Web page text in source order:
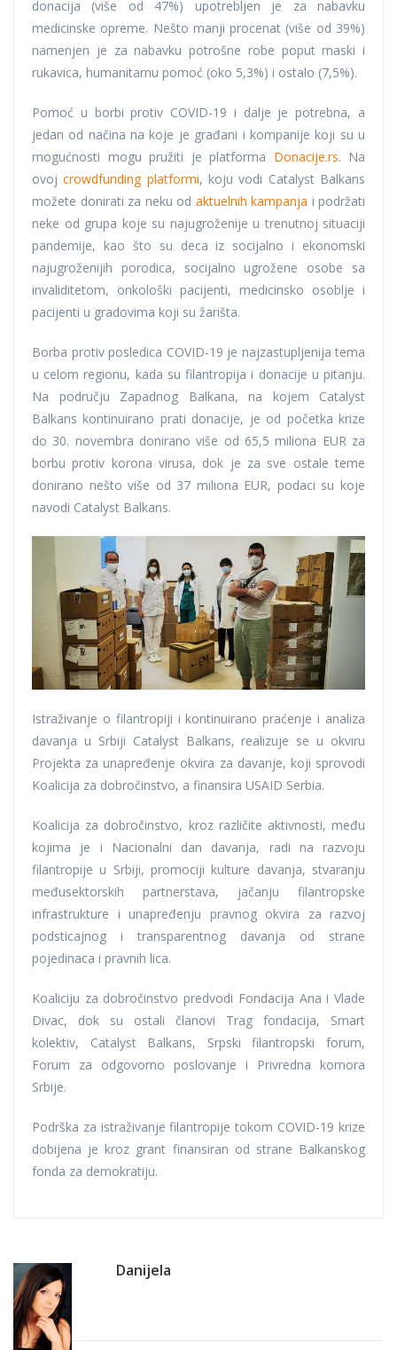
donacija (više od 47%) upotrebljen je za nabavku
medicinske opreme. Nešto manji procenat (više od 39%)
namenjen je za nabavku potrošne robe poput maski i
rukavica, humanitarnu pomoć (oko 5,3%) i ostalo (7,5%).
Pomoć u borbi protiv COVID-19 i dalje je potrebna, a
jedan od načina na koje je građani i kompanije koji su u
mogućnosti mogu pružiti je platforma Donacije.rs. Na
ovojcrowdfunding platformi, koju vodi Catalyst Balkans
možete donirati za neku od aktuelnih kampanja i podržati
neke od grupa koje su najugroženije u trenutnoj situaciji
pandemije, kao što su deca iz socijalno i ekonomski
najugroženijih porodica, socijalno ugrožene osobe sa
invaliditetom, onkološki pacijenti, medicinsko osoblje i
pacijenti u gradovima koji su žarišta.
Borba protiv posledica COVID-19 je najzastupljenija tema
u celom regionu, kada su filantropija i donacije u pitanju.
Na području Zapadnog Balkana, na kojem Catalyst
Balkans kontinuirano prati donacije, je od početka krize
do 30. novembra donirano više od 65,5 miliona EUR za
borbu protiv korona virusa, dok je za sve ostale teme
donirano nešto više od 37 miliona EUR, podaci su koje
navodi Catalyst Balkans.
Istraživanje o filantropiji i kontinuirano praćenje i analiza
davanja u Srbiji Catalyst Balkans, realizuje se u okviru
Projekta za unapređenje okvira za davanje, koji sprovodi
Koalicija za dobročinstvo, a finansira USAID Serbia.
Koalicija za dobročinstvo, kroz različite aktivnosti, među
kojima je i Nacionalni dan davanja, radi na razvoju
filantropije u Srbiji, promociji kulture davanja, stvaranju
međusektorskih partnerstava, jačanju filantropske
infrastrukture i unapređenju pravnog okvira za razvoj
podsticajnog i transparentnog davanja od strane
pojedinaca i pravnih lica.
Koaliciju za dobročinstvo predvodi Fondacija Ana i Vlade
Divac, dok su ostali članovi Trag fondacija, Smart
kolektiv, Catalyst Balkans, Srpski filantropski forum,
Forum za odgovorno poslovanje i Privredna komora
Srbije.
Podrška za istraživanje filantropije tokom COVID-19 krize
dobijena je kroz grant finansiran od strane Balkanskog
fonda za demokratiju.
Danijela